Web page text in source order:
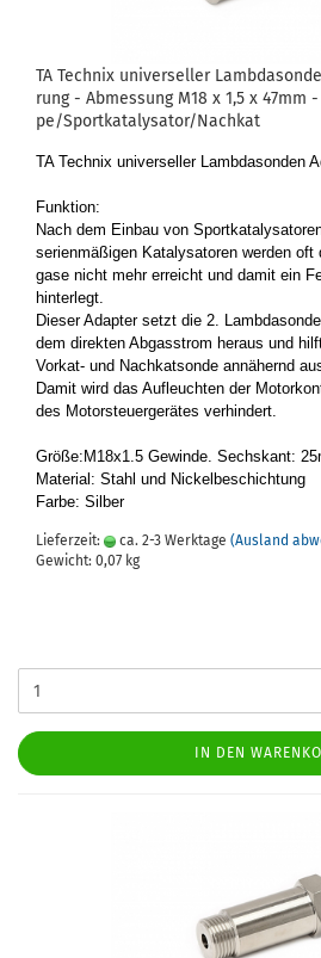
TA Tech­nix uni­ver­sel­ler
rung - Ab­mes­sung M18 x 1,5 x
pe/Sport­ka­ta­ly­sa­tor/Nach­kat
TA Tech­nix uni­ver­sel­ler Lamb­da­son­den
Funk­ti­on:
Nach dem Ein­bau von
se­ri­en­mä­ßi­gen Ka­ta­ly­sa­to­ren wer­den
ga­se nicht mehr er­reicht und damit ein
hin­ter­legt.
Die­ser Ad­ap­ter setzt die 2.
dem di­rek­ten Ab­gas­strom her­aus und
Vorkat-​ und Nach­kat­son­de an­nä­hernd
Damit wird das Auf­leuch­ten der
des Mo­tor­steu­er­ge­rä­tes ver­hin­dert.
Größe:M18x1.5 Ge­win­de. Sechs­kant:
Ma­te­ri­al: Stahl und Ni­ckel­be­schich­tung
Farbe: Sil­ber
Lieferzeit: ca. 2-3 Werktage (Ausland
Gewicht: 0,07 kg
IN DEN